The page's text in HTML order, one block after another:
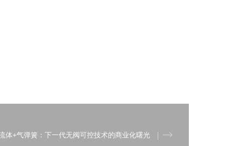
体+气弹簧：下一代无阀可控技术的商业化曙光‌